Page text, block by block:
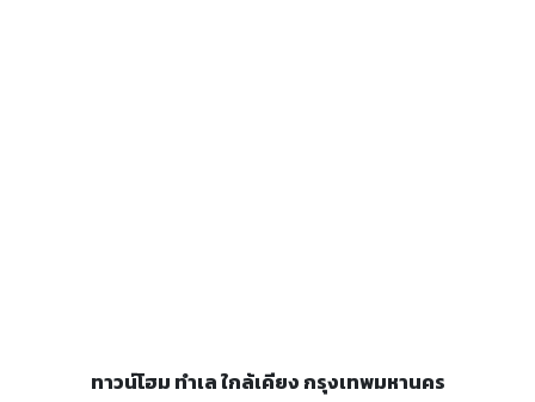
ทาวน์โฮม ทำเล ใกล้เคียง กรุงเทพมหานคร